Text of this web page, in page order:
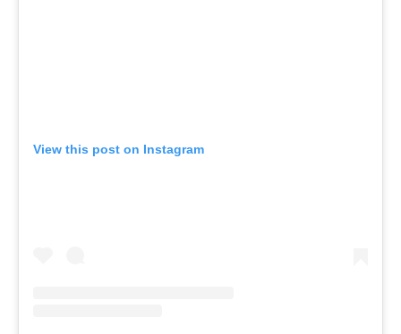
View this post on Instagram